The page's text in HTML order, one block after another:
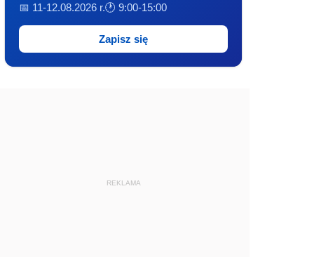
📅 11-12.08.2026 r.🕐 9:00-15:00
Zapisz się
REKLAMA